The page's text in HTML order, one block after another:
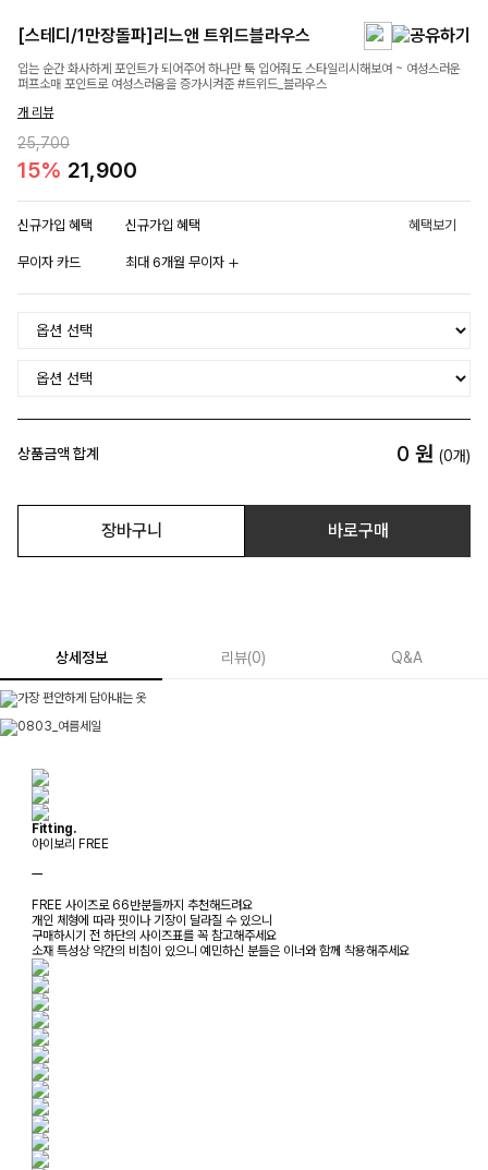
[스테디/1만장돌파]리느앤 트위드블라우스
입는 순간 화사하게 포인트가 되어주어 하나만 툭 입어줘도 스타일리시해보여 ~ 여성스러운
퍼프소매 포인트로 여성스러움을 증가시켜준 #트위드_블라우스
개 리뷰
25,700
15% 21,900
신규가입 혜택 신규가입 혜택 혜택보기
무이자 카드 최대 6개월 무이자
상품금액 합계 0 원 (0개)
장바구니 바로구매
상세정보 리뷰(0) Q&A
Fitting.
아이보리 FREE
ㅡ
FREE 사이즈로 66반분들까지 추천해드려요
개인 체형에 따라 핏이나 기장이 달라질 수 있으니
구매하시기 전 하단의 사이즈표를 꼭 참고해주세요
소재 특성상 약간의 비침이 있으니 예민하신 분들은 이너와 함께 착용해주세요